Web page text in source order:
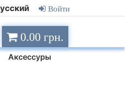
Войти
0.00 грн.
Аксессуры